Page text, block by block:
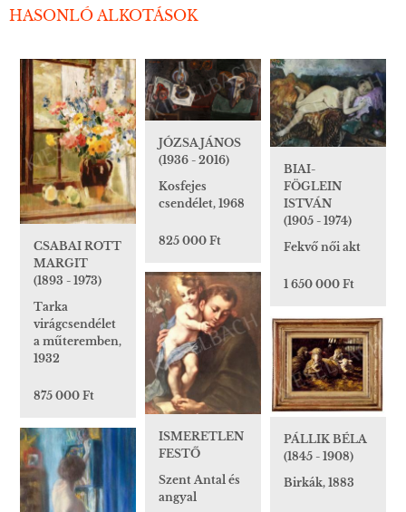
HASONLÓ ALKOTÁSOK
CSABAI ROTT
MARGIT
(1893 - 1973)
Tarka
virágcsendélet
a műteremben,
1932
875 000 Ft
JÓZSA JÁNOS
(1936 - 2016)
Kosfejes
csendélet, 1968
825 000 Ft
BIAI-
FÖGLEIN
ISTVÁN
(1905 - 1974)
Fekvő női akt
1 650 000 Ft
ISMERETLEN
FESTŐ
Szent Antal és
angyal
PÁLLIK BÉLA
(1845 - 1908)
Birkák, 1883